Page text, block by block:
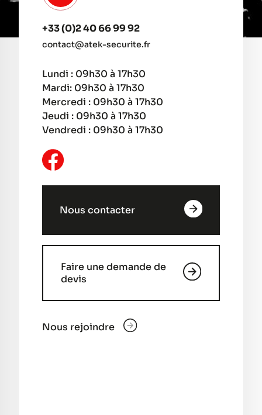
+33 (0)2 40 66 99 92
contact@atek-securite.fr
Lundi : 09h30 à 17h30
Mardi: 09h30 à 17h30
Mercredi : 09h30 à 17h30
Jeudi : 09h30 à 17h30
Vendredi : 09h30 à 17h30
Nous contacter
Faire une demande de
devis
Nous rejoindre